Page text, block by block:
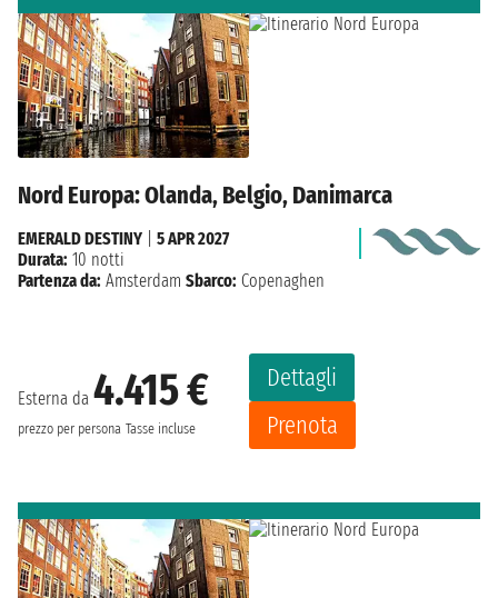
Nord Europa: Olanda, Belgio, Danimarca
Esterna da 4.415 €
prezzo per persona Tasse incluse
Dettagli
Prenota
EMERALD DESTINY
5 APR 2027
Durata: 10 notti
Partenza da: Amsterdam Sbarco: Copenaghen